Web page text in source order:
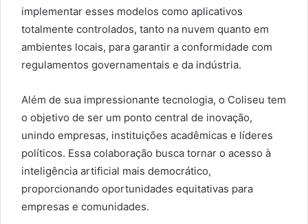
implementar esses modelos como aplicativos
totalmente controlados, tanto na nuvem quanto em
ambientes locais, para garantir a conformidade com
regulamentos governamentais e da indústria.
Além de sua impressionante tecnologia, o Coliseu tem
o objetivo de ser um ponto central de inovação,
unindo empresas, instituições acadêmicas e líderes
políticos. Essa colaboração busca tornar o acesso à
inteligência artificial mais democrático,
proporcionando oportunidades equitativas para
empresas e comunidades.